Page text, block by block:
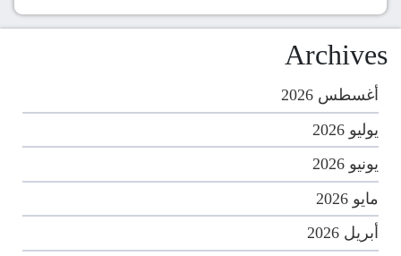
Archives
أغسطس 2026
يوليو 2026
يونيو 2026
مايو 2026
أبريل 2026